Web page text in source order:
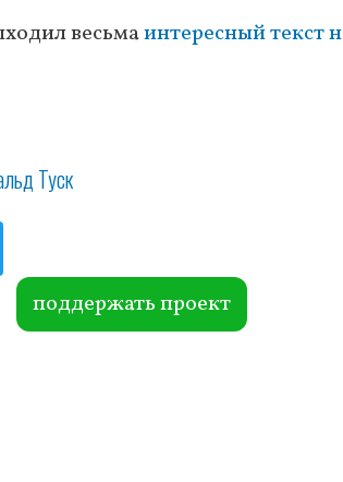
весьмаинтересный текст
Туск
itte
r поддержать проект